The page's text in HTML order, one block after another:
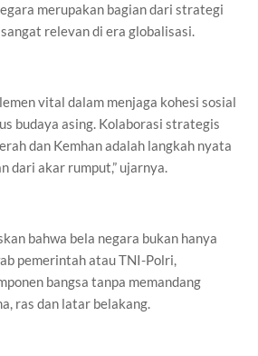
merupakan bagian dari strategi
relevan di era globalisasi.
vital dalam menjaga kohesi sosial
budaya asing. Kolaborasi strategis
dan Kemhan adalah langkah nyata
dari akar rumput,” ujarnya.
bahwa bela negara bukan hanya
pemerintah atau TNI-Polri,
bangsa tanpa memandang
ras dan latar belakang.